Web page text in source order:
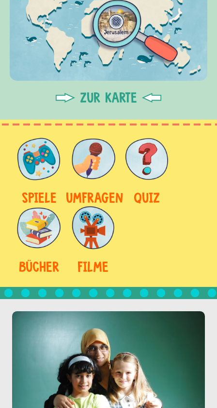
ZUR KARTE
SPIELE UMFRAGEN QUIZ
BÜCHER FILME